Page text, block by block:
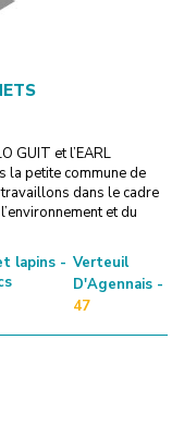
GUIT et l’EARL
la petite commune de
travaillons dans le cadre
et du
lapins - Verteuil
D'Agennais -
47